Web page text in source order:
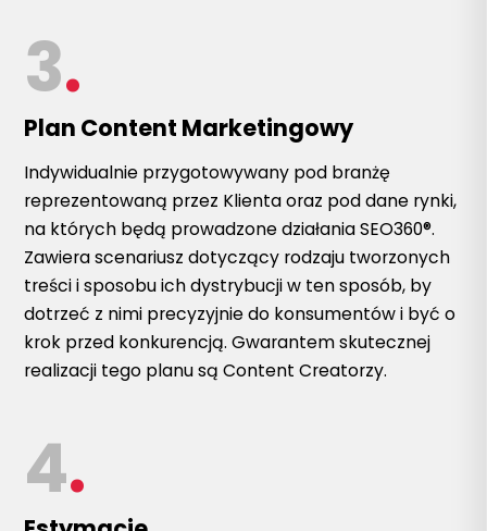
3.
Plan Content Marketingowy
Indywidualnie przygotowywany pod branżę
reprezentowaną przez Klienta oraz pod dane rynki,
na których będą prowadzone działania SEO360®.
Zawiera scenariusz dotyczący rodzaju tworzonych
treści i sposobu ich dystrybucji w ten sposób, by
dotrzeć z nimi precyzyjnie do konsumentów i być o
krok przed konkurencją. Gwarantem skutecznej
realizacji tego planu są Content Creatorzy.
4.